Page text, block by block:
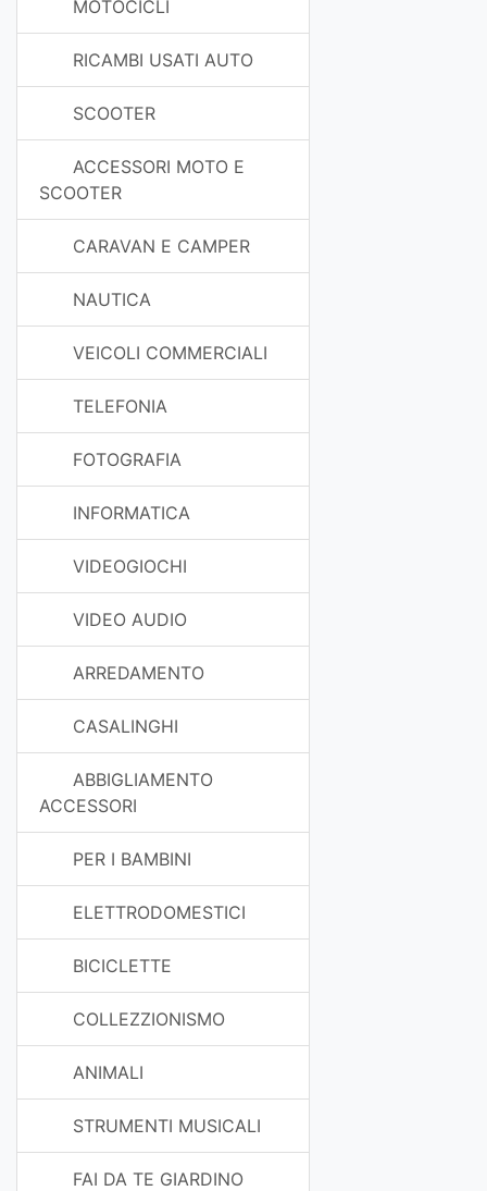
MOTOCICLI
RICAMBI USATI AUTO
SCOOTER
ACCESSORI MOTO E
SCOOTER
CARAVAN E CAMPER
NAUTICA
VEICOLI COMMERCIALI
TELEFONIA
FOTOGRAFIA
INFORMATICA
VIDEOGIOCHI
VIDEO AUDIO
ARREDAMENTO
CASALINGHI
ABBIGLIAMENTO
ACCESSORI
PER I BAMBINI
ELETTRODOMESTICI
BICICLETTE
COLLEZZIONISMO
ANIMALI
STRUMENTI MUSICALI
FAI DA TE GIARDINO